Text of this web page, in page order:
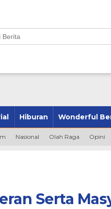
Hiburan Wonderful
Nasional Olah Raga Opini
Serta